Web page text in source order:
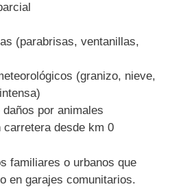
(parabrisas, ventanillas,
(granizo, nieve,
por animales
carretera desde km 0
familiares o urbanos que
en garajes comunitarios.